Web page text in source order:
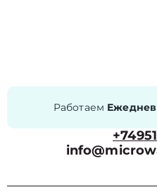
Работаем